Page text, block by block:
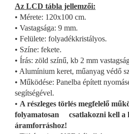
Az LCD tábla jellemzői:
• Mérete: 120x100 cm.
• Vastagsága: 9 mm.
• Felülete: folyadékkristályos.
• Színe: fekete.
• Írás: zöld színű, kb 2 mm
• Alumínium keret, műanyag védő
• Működése: Panelba épített
segítségével.
• A részleges törlés megfelelő
folyamatosan csatlakozni kell a
áramforráshoz!